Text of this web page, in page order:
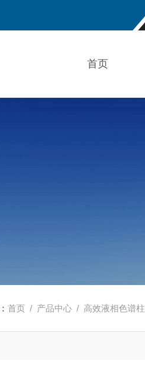
首页
首页 / 产品中心 / 高效液相色谱柱